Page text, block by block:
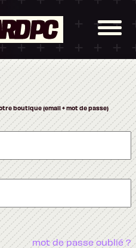
boutique (email + mot de passe)
mot de passe oublié ?